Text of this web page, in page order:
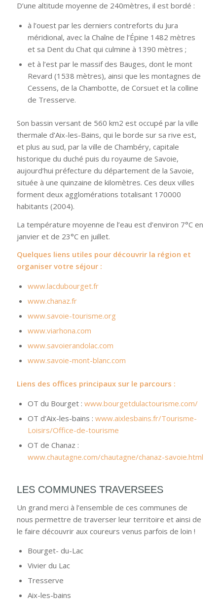
D’une altitude moyenne de 240mètres, il est bordé :
à l’ouest par les derniers contreforts du Jura
méridional, avec la Chaîne de l’Épine 1482 mètres
et sa Dent du Chat qui culmine à 1390 mètres ;
et à l’est par le massif des Bauges, dont le mont
Revard (1538 mètres), ainsi que les montagnes de
Cessens, de la Chambotte, de Corsuet et la colline
de Tresserve.
Son bassin versant de 560 km2 est occupé par la ville
thermale d’Aix-les-Bains, qui le borde sur sa rive est,
et plus au sud, par la ville de Chambéry, capitale
historique du duché puis du royaume de Savoie,
aujourd’hui préfecture du département de la Savoie,
située à une quinzaine de kilomètres. Ces deux villes
forment deux agglomérations totalisant 170000
habitants (2004).
La température moyenne de l’eau est d’environ 7°C en
janvier et de 23°C en juillet.
Quelques liens utiles pour découvrir la région et
organiser votre séjour :
www.lacdubourget.fr
www.chanaz.fr
www.savoie-tourisme.org
www.viarhona.com
www.savoierandolac.com
www.savoie-mont-blanc.com
Liens des offices principaux sur le parcours :
OT du Bourget : www.bourgetdulactourisme.com/
OT d’Aix-les-bains : www.aixlesbains.fr/Tourisme-
Loisirs/Office-de-tourisme
OT de Chanaz :
www.chautagne.com/chautagne/chanaz-savoie.html
LES COMMUNES TRAVERSEES
Un grand merci à l’ensemble de ces communes de
nous permettre de traverser leur territoire et ainsi de
le faire découvrir aux coureurs venus parfois de loin !
Bourget- du-Lac
Vivier du Lac
Tresserve
Aix-les-bains